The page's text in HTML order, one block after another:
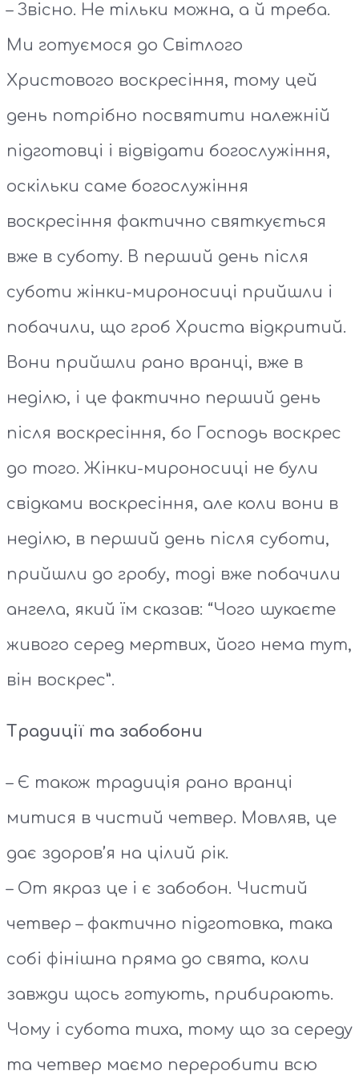
– Звісно. Не тільки можна, а й треба.
Ми готуємося до Світлого
Христового воскресіння, тому цей
день потрібно посвятити належній
підготовці і відвідати богослужіння,
оскільки саме богослужіння
воскресіння фактично святкується
вже в суботу. В перший день після
суботи жінки-мироносиці прийшли і
побачили, що гроб Христа відкритий.
Вони прийшли рано вранці, вже в
неділю, і це фактично перший день
після воскресіння, бо Господь воскрес
до того. Жінки-мироносиці не були
свідками воскресіння, але коли вони в
неділю, в перший день після суботи,
прийшли до гробу, тоді вже побачили
ангела, який їм сказав: “Чого шукаєте
живого серед мертвих, його нема тут,
він воскрес”.
Традиції та забобони
– Є також традиція рано вранці
митися в чистий четвер. Мовляв, це
дає здоров’я на цілий рік.
– От якраз це і є забобон. Чистий
четвер – фактично підготовка, така
собі фінішна пряма до свята, коли
завжди щось готують, прибирають.
Чому і субота тиха, тому що за середу
та четвер маємо переробити всю